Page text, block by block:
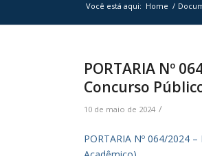
Você está aqui: Home /
PORTARIA Nº
Concurso
10 de maio de 2024 /
PORTARIA Nº 064/2024